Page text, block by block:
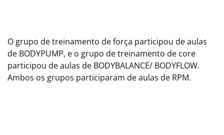
O grupo de treinamento de força participou de aulas
de BODYPUMP, e o grupo de treinamento de core
participou de aulas de BODYBALANCE/ BODYFLOW.
Ambos os grupos participaram de aulas de RPM.